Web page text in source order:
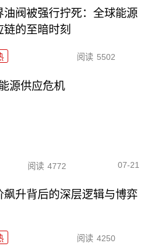
油阀被强行拧死：全球能源
链的至暗时刻
阅读 5502
源供应危机
阅读 4772 07-21
飙升背后的深层逻辑与博弈
阅读 4250